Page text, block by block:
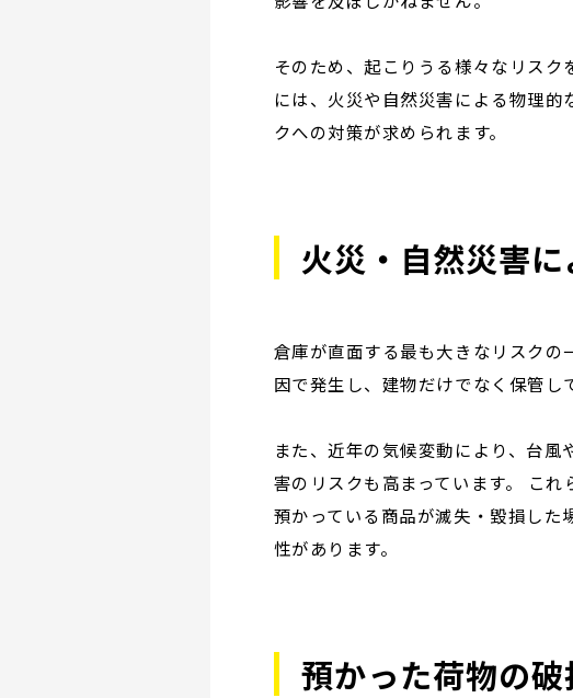
そのため、起こりうる様々なリス
には、火災や自然災害による物理
クへの対策が求められます。
火災・自然災害
倉庫が直面する最も大きなリスク
因で発生し、建物だけでなく保管し
また、近年の気候変動により、台
害のリスクも高まっています。 こ
預かっている商品が滅失・毀損し
性があります。
預かった荷物の